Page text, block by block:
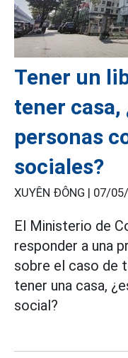
Tener un
tener casa,
personas
sociales?
XUYÊN ĐÔNG | 07/
El Ministerio de
responder a una
sobre el caso de
tener una casa,
social?